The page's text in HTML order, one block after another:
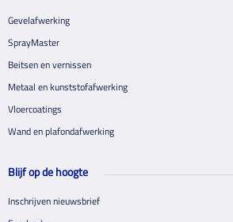
Gevelafwerking
SprayMaster
Beitsen en vernissen
Metaal en kunststofafwerking
Vloercoatings
Wand en plafondafwerking
Blijf op de hoogte
Inschrijven nieuwsbrief